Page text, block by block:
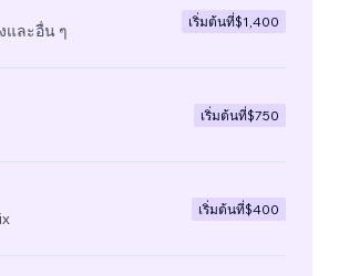
และอื่น ๆ
เริ่มต้นที่$1,400
เริ่มต้นที่$750
เริ่มต้นที่$400